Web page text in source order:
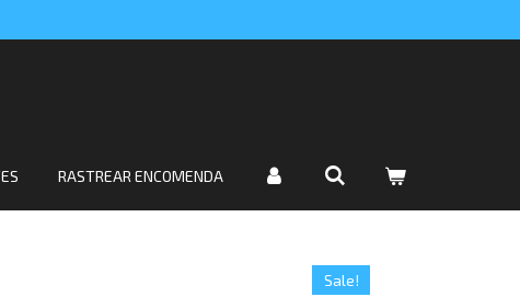
RASTREAR ENCOMENDA
Sale!